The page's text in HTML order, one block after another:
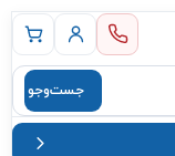
جست‌وجو